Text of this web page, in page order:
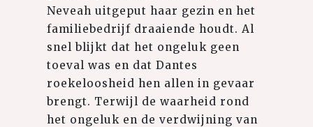
Neveah uitgeput haar gezin en het
familiebedrijf draaiende houdt. Al
snel blijkt dat het ongeluk geen
toeval was en dat Dantes
roekeloosheid hen allen in gevaar
brengt. Terwijl de waarheid rond
het ongeluk en de verdwijning van